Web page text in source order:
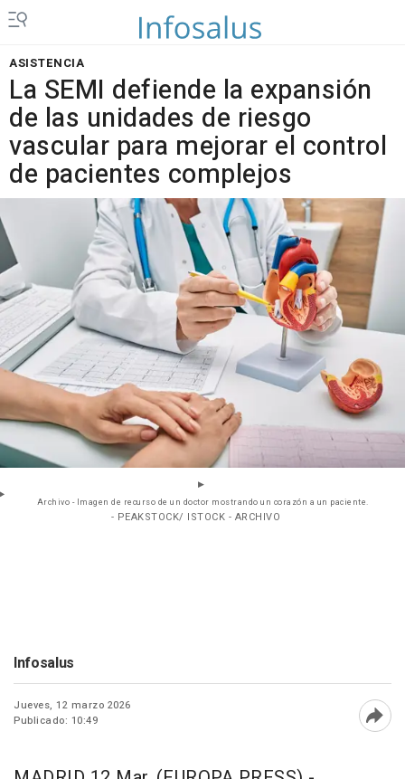
ASISTENCIA
La SEMI defiende la expansión
de las unidades de riesgo
vascular para mejorar el control
de pacientes complejos
Archivo - Imagen de recurso de un doctor mostrando un corazón a un paciente.
- PEAKSTOCK/ ISTOCK - ARCHIVO
Infosalus
Jueves, 12 marzo 2026
Publicado: 10:49